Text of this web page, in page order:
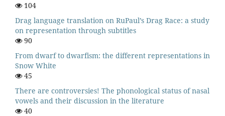
104
Drag language translation on RuPaul’s Drag Race: a study
on representation through subtitles
90
From dwarf to dwarfism: the different representations in
Snow White
45
There are controversies! The phonological status of nasal
vowels and their discussion in the literature
40